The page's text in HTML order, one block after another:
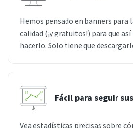
Hemos pensado en banners para
calidad (¡y gratuitos!) para que
hacerlo. Solo tiene que
Fácil para seguir
Vea estadísticas precisas sobre